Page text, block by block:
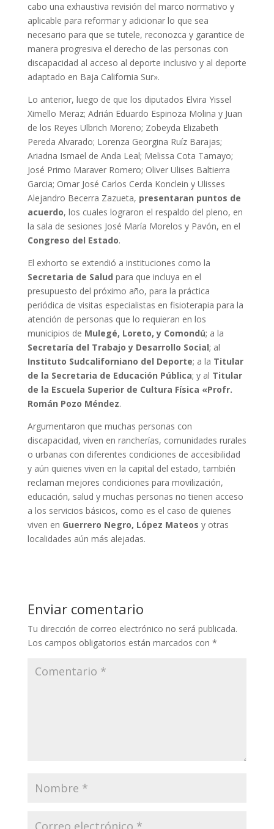
cabo una exhaustiva revisión del marco normativo y
aplicable para reformar y adicionar lo que sea
necesario para que se tutele, reconozca y garantice de
manera progresiva el derecho de las personas con
discapacidad al acceso al deporte inclusivo y al deporte
adaptado en Baja California Sur».
Lo anterior, luego de que los diputados Elvira Yissel
Ximello Meraz; Adrián Eduardo Espinoza Molina y Juan
de los Reyes Ulbrich Moreno; Zobeyda Elizabeth
Pereda Alvarado; Lorenza Georgina Ruíz Barajas;
Ariadna Ismael de Anda Leal; Melissa Cota Tamayo;
José Primo Maraver Romero; Oliver Ulises Baltierra
Garcia; Omar José Carlos Cerda Konclein y Ulisses
Alejandro Becerra Zazueta, presentaran puntos de
acuerdo, los cuales lograron el respaldo del pleno, en
la sala de sesiones José María Morelos y Pavón, en el
Congreso del Estado.
El exhorto se extendió a instituciones como la
Secretaria de Salud para que incluya en el
presupuesto del próximo año, para la práctica
periódica de visitas especialistas en fisioterapia para la
atención de personas que lo requieran en los
municipios de Mulegé, Loreto, y Comondú; a la
Secretaría del Trabajo y Desarrollo Social; al
Instituto Sudcaliforniano del Deporte; a la Titular
de la Secretaria de Educación Pública; y al Titular
de la Escuela Superior de Cultura Física «Profr.
Román Pozo Méndez.
Argumentaron que muchas personas con
discapacidad, viven en rancherías, comunidades rurales
o urbanas con diferentes condiciones de accesibilidad
y aún quienes viven en la capital del estado, también
reclaman mejores condiciones para movilización,
educación, salud y muchas personas no tienen acceso
a los servicios básicos, como es el caso de quienes
viven en Guerrero Negro, López Mateos y otras
localidades aún más alejadas.
Enviar comentario
Tu dirección de correo electrónico no será publicada.
Los campos obligatorios están marcados con *